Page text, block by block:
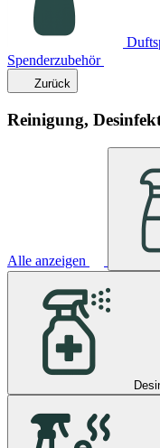
Spenderzubehör
Zurück
Reinigung,
Alle anzeigen